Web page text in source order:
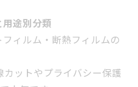
途別分類
ィルム・断熱フィルムの
カットやプライバシー保護